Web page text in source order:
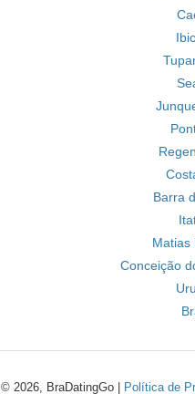
Barra
Matias
Conceição
© 2026, BraDatingGo | Política de